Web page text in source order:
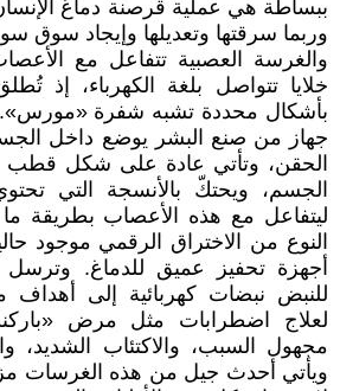
ببساطة هي عملية قرصنة دماغ الإنسان
وربما سرقتها وتعديلها وإيجاد سوق
والغرسة العصبية تتفاعل مع
خلايا تتواصل بلغة الكهرباء، إذ
بأشكال محددة تشبه شفرة «مورس».
جهاز من صنع البشر يوضع داخل
الحقن، وتأتي عادة على شكل قطب
الجسم، ويحتكّ بالأنسجة التي
ليتفاعل مع هذه الأعصاب بطريقة ما
النوع من الاختراق الرقمي موجود
أجهزة تحفيز عميق للدماغ. وترسل
للنبض نبضات كهربائية إلى أهداف
لعلاج اضطرابات مثل مرض
مجهول السبب، والاكتئاب الشديد،
ويأتي أحدث جيل من هذه الغرسات